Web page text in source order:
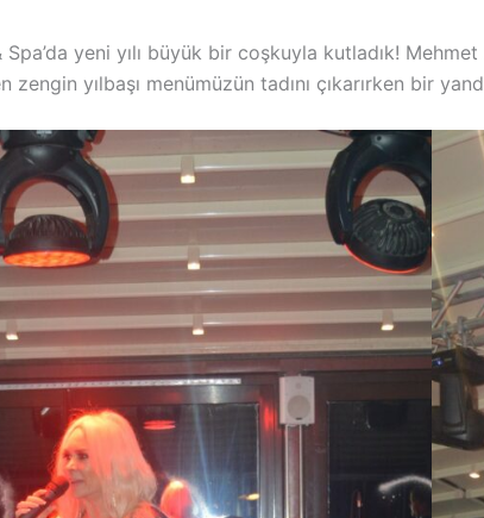
yeni yılı büyük bir coşkuyla kutladık!
yılbaşı menümüzün tadını çıkarırken bir